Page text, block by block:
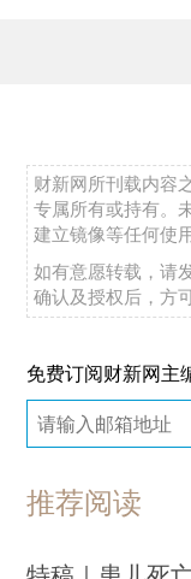
财新网所刊载内容
专属所有或持有。
建立镜像等任何使用
如有意愿转载，请
确认及授权后，方
免费订阅财新网主
推荐阅读